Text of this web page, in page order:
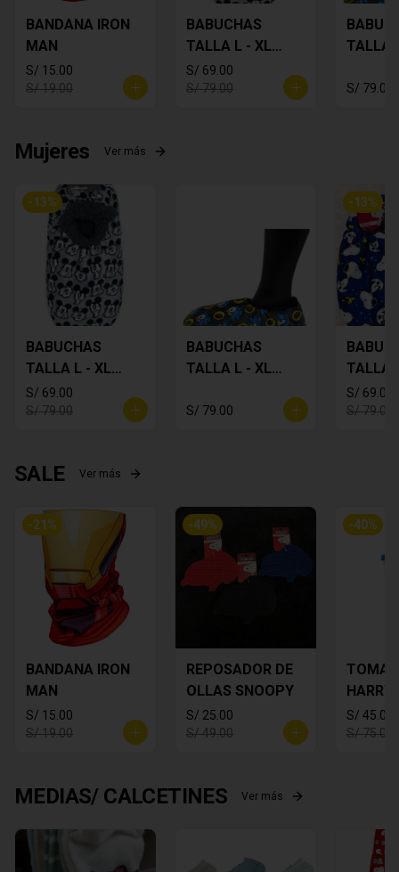
BANDANA IRON
MAN
S/ 15.00
S/ 19.00
BABUCHAS
TALLA L - XL
MICKEY
S/ 69.00
S/ 79.00
TALLA
S/ 79.00
Mujeres Ver más
-13%
BABUCHAS
TALLA L - XL
MICKEY
S/ 69.00
S/ 79.00
BABUCHAS
TALLA L - XL
S/ 79.00
-13%
TALLA
S/ 69.00
S/ 79.00
SALE Ver más
-21 %
BANDANA IRON
MAN
S/ 15.00
S/ 19.00
-49%
REPOSADOR DE
OLLAS SNOOPY
S/ 25.00
S/ 49.00
-40%
TOMA
HARRY
S/ 45.00
S/ 75.00
MEDIAS/ CALCETINES Ver más